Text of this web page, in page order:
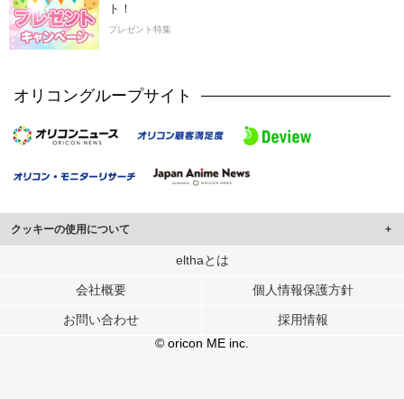
ト！
プレゼント特集
オリコングループサイト
クッキーの使用について
このサイトでは Cookie を使用して、ユーザーに合わせたコンテンツや広告の
行っています。
メディアや広告配信、データ解析の各パートナーに提供しています。
ユーザーが各パートナーのサービスを使用したときに収集した他の情報を組み
elthaとは
会社概要 個人情報保護方針
お問い合わせ
採用情報
© oricon ME inc.